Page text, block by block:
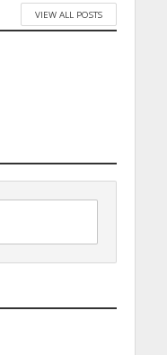
VIEW ALL POSTS